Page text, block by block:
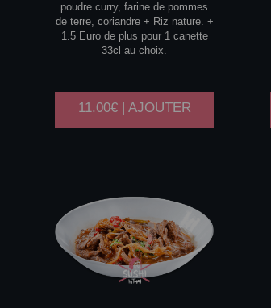
poudre curry, farine de pommes
de terre, coriandre + Riz nature. +
1.5 Euro de plus pour 1 canette
33cl au choix.
11.00€ | AJOUTER